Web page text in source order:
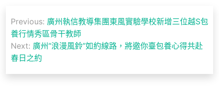
章
導
覽
Previous: 廣州執信教導集團東風實驗學校新增三位越S包
養行情秀區骨干教師
Next: 廣州“浪漫風鈴”如約線路，將邀你臺包養心得共赴
春日之約